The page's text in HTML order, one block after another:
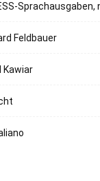
Sprachausgaben,
Feldbauer
Kawiar